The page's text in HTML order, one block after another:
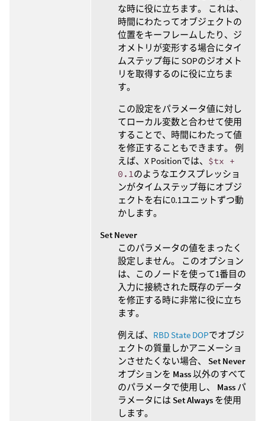
な時に役に立ちます。 これは、
時間にわたってオブジェクトの
位置をキーフレームしたり、ジ
オメトリが変形する場合にタイ
ムステップ毎に SOPのジオメト
リを取得するのに役に立ちま
す。
この設定をパラメータ値に対し
てローカル変数と合わせて使用
することで、時間にわたって値
を修正することもできます。 例
えば、X Positionでは、 $tx +
0.1 のようなエクスプレッショ
ンがタイムステップ毎にオブジ
ェクトを右に0.1ユニットずつ動
かします。
Set Never
このパラメータの値をまったく
設定しません。 このオプション
は、このノードを使って1番目の
入力に接続された既存のデータ
を修正する時に非常に役に立ち
ます。
例えば、 RBD State DOPでオブジ
ェクトの質量しかアニメーショ
ンさせたくない場合、 Set Never
オプションを Mass以外のすべて
のパラメータで使用し、 Mass パ
ラメータには Set Always を使用
します。